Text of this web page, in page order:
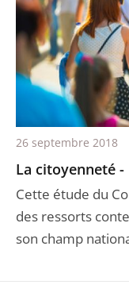
La citoyenneté
Cette étude du
des ressorts
son champ
26 septembre 2018